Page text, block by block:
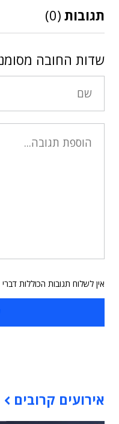
תגובות (0)
שדות החובה
אין לשלוח תגובות הכוללות
אירועים קרובים